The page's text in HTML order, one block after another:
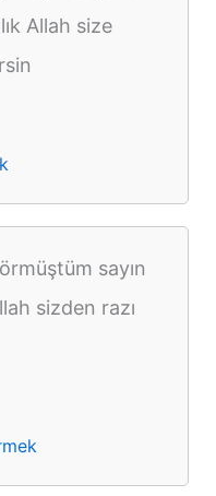
Allah size
sayın
sizden razı